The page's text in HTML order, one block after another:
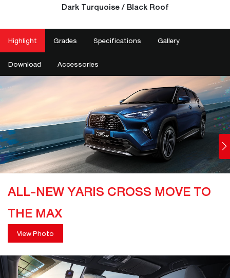
Dark Turquoise / Black Roof
Highlight Grades Specifications
Gallery
Download
Accessories
ALL-NEW YARIS CROSS MOVE TO
THE MAX
View Photo